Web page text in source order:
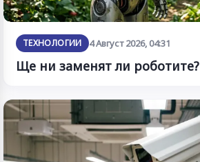
ТЕХНОЛОГИИ 4 Август 2026, 04:31
Ще ни заменят ли роботите?